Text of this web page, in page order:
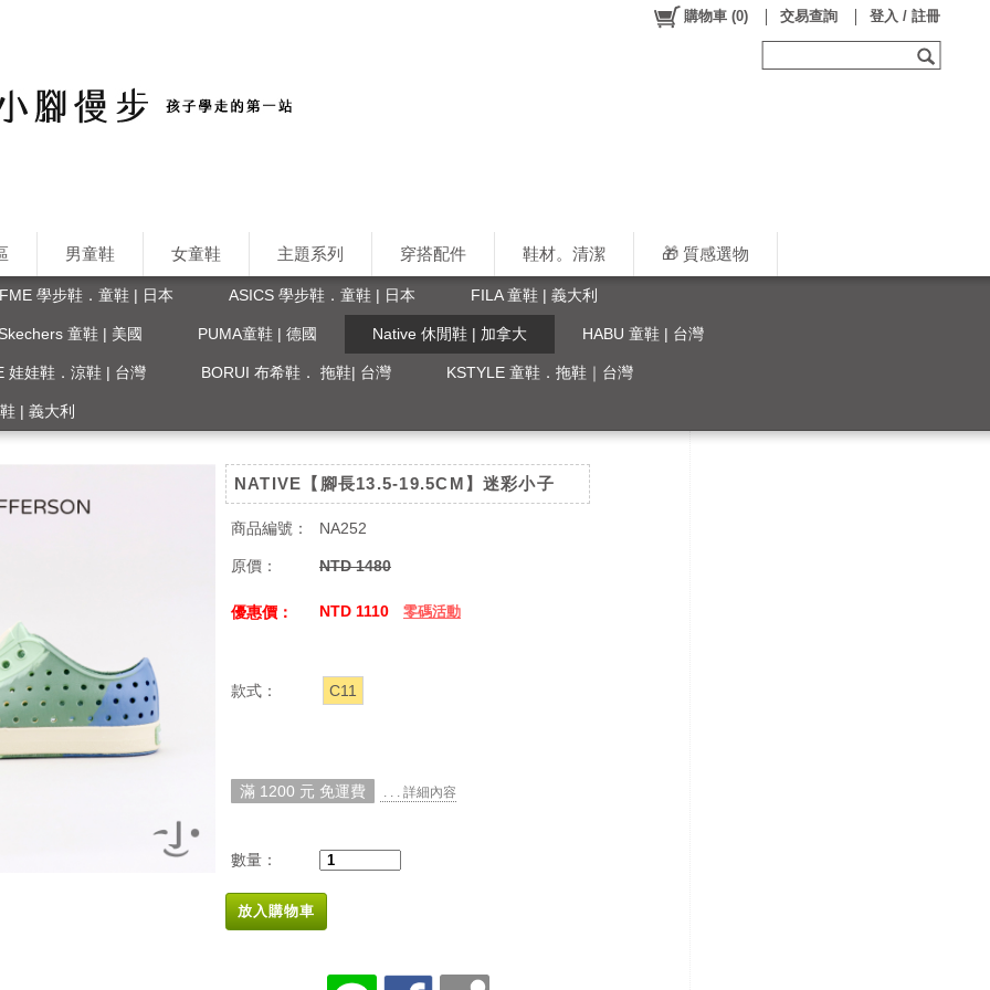
男童鞋 女童鞋 主題系列 穿搭配件 鞋材。清潔 🎁 質感選物
購物車 (0) 交易查詢 登入 / 註冊
學步鞋．童鞋 | 日本 ASICS 學步鞋．童鞋 | 日本 FILA 童鞋 | 義大利
童鞋 | 美國 PUMA童鞋 | 德國 Native 休閒鞋 | 加拿大 HABU 童鞋 | 台灣
娃娃鞋．涼鞋 | 台灣 BORUI 布希鞋． 拖鞋| 台灣 KSTYLE 童鞋．拖鞋｜台灣
| 義大利
NATIVE【腳長13.5-19.5CM】迷彩小子
商品編號： NA252
原價： NTD 1480
優惠價： NTD 1110 零碼活動
款式： C11
滿 1200 元 免運費 . . . 詳細內容
數量：
放入購物車